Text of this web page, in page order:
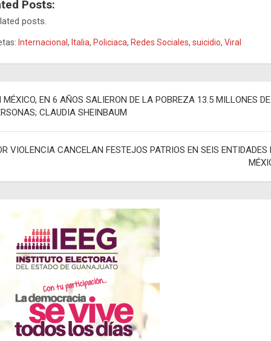
Posts:
posts.
Internacional , Italia, Policiaca, Redes Sociales, suicidio, Viral
MÉXICO, EN 6 AÑOS SALIERON DE LA POBREZA 13.5 MILLONES DE
CLAUDIA SHEINBAUM
VIOLENCIA CANCELAN FESTEJOS PATRIOS EN SEIS ENTIDADES